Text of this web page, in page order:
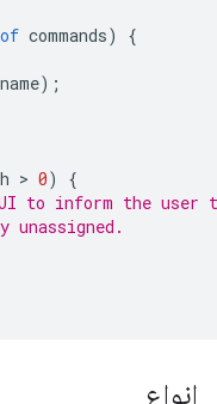
of commands)
{
name);
> 0)
{
to inform the user
unassigned.
انواع